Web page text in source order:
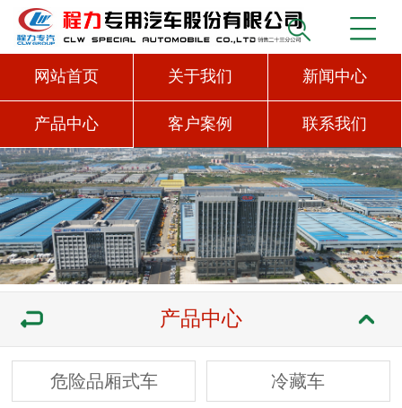
网站首页 关于我们 新闻中心
产品中心 客户案例 联系我们
产品中心
危险品厢式车 冷藏车